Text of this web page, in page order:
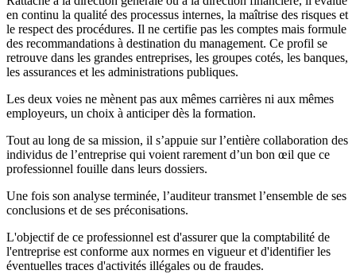
en continu la qualité des processus internes, la maîtrise des risques et
le respect des procédures. Il ne certifie pas les comptes mais formule
des recommandations à destination du management. Ce profil se
retrouve dans les grandes entreprises, les groupes cotés, les banques,
les assurances et les administrations publiques.
Les deux voies ne mènent pas aux mêmes carrières ni aux mêmes
employeurs, un choix à anticiper dès la formation.
Tout au long de sa mission, il s’appuie sur l’entière collaboration des
individus de l’entreprise qui voient rarement d’un bon œil que ce
professionnel fouille dans leurs dossiers.
Une fois son analyse terminée, l’auditeur transmet l’ensemble de ses
conclusions et de ses préconisations.
L'objectif de ce professionnel est d'assurer que la comptabilité de
l'entreprise est conforme aux normes en vigueur et d'identifier les
éventuelles traces d'activités illégales ou de fraudes.